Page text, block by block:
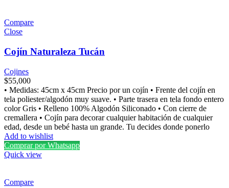
Compare
Close
Cojín Naturaleza Tucán
Cojines
$55,000
• Medidas: 45cm x 45cm Precio por un cojín • Frente del cojín en
tela poliester/algodón muy suave. • Parte trasera en tela fondo entero
color Gris • Relleno 100% Algodón Siliconado • Con cierre de
cremallera • Cojín para decorar cualquier habitación de cualquier
edad, desde un bebé hasta un grande. Tu decides donde ponerlo
Add to wishlist
Comprar por Whatsapp
Quick view
Compare